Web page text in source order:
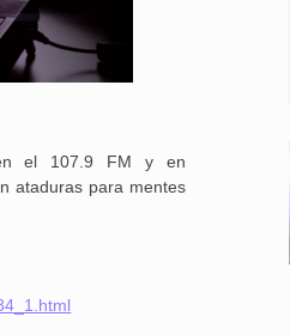
el 107.9 FM y en
ataduras para mentes